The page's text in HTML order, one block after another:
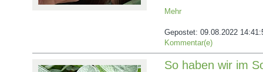
Mehr
Gepostet: 09.08.2022
Kommentar(e)
So haben wir im